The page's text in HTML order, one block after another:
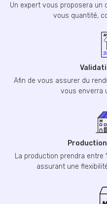
Un expert vous proposera un
vous quantité,
Afin de vous assurer du
vous enverra
La production prendra entre
assurant une